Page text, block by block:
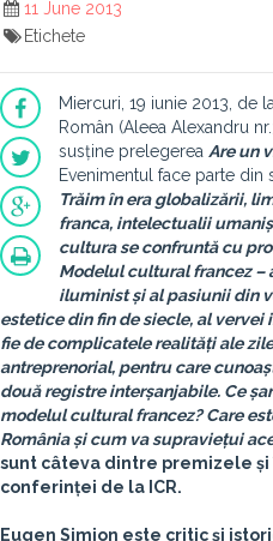
11 June 2013
Etichete
Miercuri, 19 iunie 2013, de
Român (Aleea Alexandru
susține prelegerea Are un
Evenimentul face parte din
Trăim în era globalizării,
franca, intelectualii
cultura se confruntă cu
Modelul cultural francez
iluminist și al pasiunii din
estetice din fin de siecle, al
fie de complicatele realități ale
antreprenorial, pentru care
două registre interșanjabile. Ce
modelul cultural francez? Care
România și cum va supraviețui
sunt câteva dintre premizele
conferinței de la ICR.
Eugen Simion este critic și